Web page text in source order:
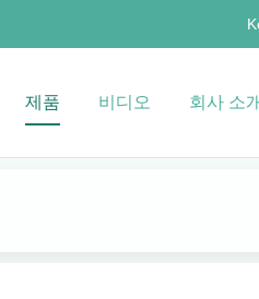
제품 비디오 회사 소개